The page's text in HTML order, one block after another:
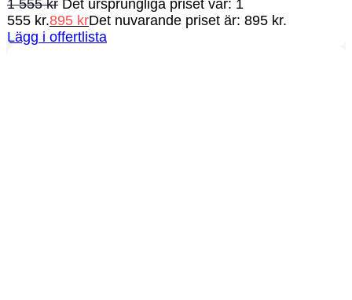
1 555kr Det ursprungliga priset var: 1
555 kr.895 krDet nuvarande priset är: 895 kr.
Lägg i offertlista